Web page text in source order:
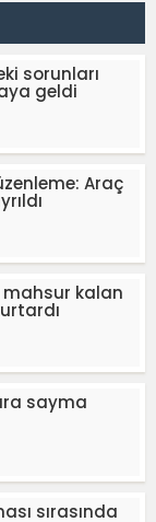
sorunları
geldi
Araç
mahsur kalan
sayma
sırasında